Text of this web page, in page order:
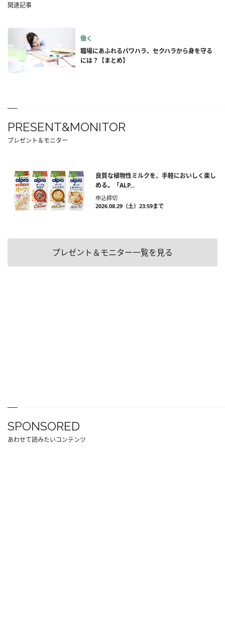
関連記事
働く
職場にあふれるパワハラ、セクハラから身を守る
には？【まとめ】
PRESENT&MONITOR
プレゼント＆モニター
良質な植物性ミルクを、手軽においしく楽し
める。「ALP...
申込締切
2026.08.29（土）23:59まで
プレゼント＆モニター一覧を見る
SPONSORED
あわせて読みたいコンテンツ